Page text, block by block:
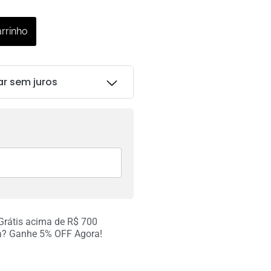
sem juros
R$148.00
R$147.99
acima de R$ 700
Ganhe 5% OFF Agora!